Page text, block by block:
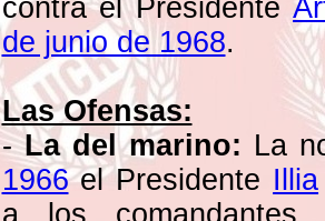
contra el Presidente
de junio de 1968.
Las Ofensas:
-La del marino: La
1966el Presidente Illia
a los